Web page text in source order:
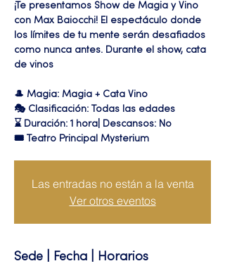
¡Te presentamos Show de Magia y Vino
con Max Baiocchi! El espectáculo donde
los límites de tu mente serán desafiados
como nunca antes. Durante el show, cata
de vinos
🎩 Magia: Magia + Cata Vino
🎭 Clasificación: Todas las edades
⌛ Duración: 1 hora| Descansos: No
🎟 Teatro Principal Mysterium
Las entradas no están a la venta
Ver otros eventos
Sede | Fecha | Horarios